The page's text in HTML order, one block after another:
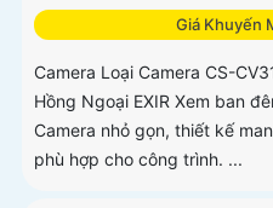
Giá Khuyến
Camera Loại Camera CS-
Hồng Ngoại EXIR Xem ban
Camera nhỏ gọn, thiết kế
phù hợp cho công trình. ...